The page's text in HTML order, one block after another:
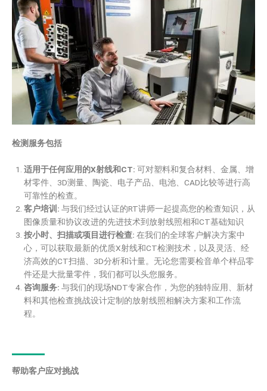
检测服务包括
适用于任何应用的X射线和CT: 可对塑料和复合材料、金属、增
材零件、3D测量、陶瓷、电子产品、电池、CAD比较等进行高
可靠性的检查。
客户培训: 与我们经过认证的RT讲师一起提高您的检查知识，从
图像质量和协议改进的先进技术到放射线照相和CT基础知识
按小时、扫描或项目进行检查: 在我们的全球客户解决方案中
心，可以获取最新的优质X射线和CT检测技术，以及灵活、经
济高效的CT扫描、3D分析和计量。无论您需要检音单个样品零
件还是大批量零件，我们都可以头您服务。
咨询服务: 与我们的现场NDT专家合作，为您的独特应用、新材
料和其他检查挑战设计定制的放射线照相解决方案和工作流
程。
帮助客户应对挑战